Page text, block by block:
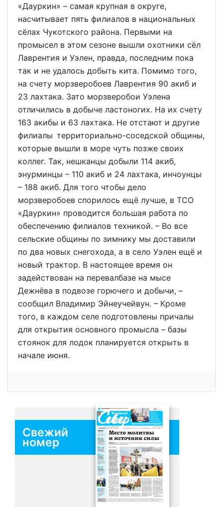
«Дауркин» – самая крупная в округе,
насчитывает пять филиалов в национальных
сёлах Чукотского района. Первыми на
промысел в этом сезоне вышли охотники сёл
Лаврентия и Уэлен, правда, последним пока
так и не удалось добыть кита. Помимо того,
на счету морзверобоев Лаврентия 90 акиб и
23 лахтака. Зато морзверобои Уэлена
отличились в добыче ластоногих. На их счету
163 акибы и 63 лахтака. Не отстают и другие
филиалы территориально-соседской общины,
которые вышли в море чуть позже своих
коллег. Так, нешканцы добыли 114 акиб,
энурминцы – 110 акиб и 24 лахтака, инчоунцы
– 188 акиб. Для того чтобы дело
морзверобоев спорилось ещё лучше, в ТСО
«Дауркин» проводится большая работа по
обеспечению филиалов техникой. – Во все
сельские общины по зимнику мы доставили
по два новых снегохода, а в село Уэлен ещё и
новый трактор. В настоящее время он
задействован на перевалбазе на мысе
Дежнёва в подвозе горючего и добычи, –
сообщил Владимир Эйнеучейвун. – Кроме
того, в каждом селе подготовлены причалы
для открытия основного промысла – базы
стоянок для лодок планируется открыть в
начале июня.
Свежий
номер